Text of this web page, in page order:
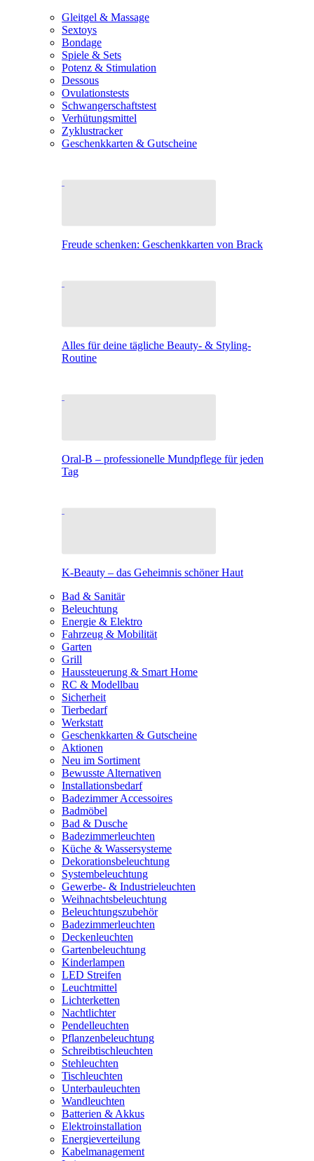
Gleitgel & Massage
Sextoys
Bondage
Spiele & Sets
Potenz & Stimulation
Dessous
Ovulationstests
Schwangerschaftstest
Verhütungsmittel
Zyklustracker
Geschenkkarten & Gutscheine
Freude schenken: Geschenkkarten von Brack
Alles für deine tägliche Beauty- & Styling-
Routine
Oral-B – professionelle Mundpflege für jeden
Tag
K-Beauty – das Geheimnis schöner Haut
Bad & Sanitär
Beleuchtung
Energie & Elektro
Fahrzeug & Mobilität
Garten
Grill
Haussteuerung & Smart Home
RC & Modellbau
Sicherheit
Tierbedarf
Werkstatt
Geschenkkarten & Gutscheine
Aktionen
Neu im Sortiment
Bewusste Alternativen
Installationsbedarf
Badezimmer Accessoires
Badmöbel
Bad & Dusche
Badezimmerleuchten
Küche & Wassersysteme
Dekorationsbeleuchtung
Systembeleuchtung
Gewerbe- & Industrieleuchten
Weihnachtsbeleuchtung
Beleuchtungszubehör
Badezimmerleuchten
Deckenleuchten
Gartenbeleuchtung
Kinderlampen
LED Streifen
Leuchtmittel
Lichterketten
Nachtlichter
Pendelleuchten
Pflanzenbeleuchtung
Schreibtischleuchten
Stehleuchten
Tischleuchten
Unterbauleuchten
Wandleuchten
Batterien & Akkus
Elektroinstallation
Energieverteilung
Kabelmanagement